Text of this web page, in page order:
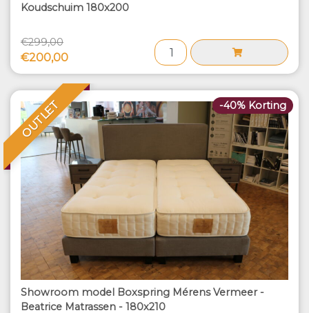
Koudschuim 180x200
€299,00
€200,00
OUTLET -40% Korting
Showroom model Boxspring Mérens Vermeer -
Beatrice Matrassen - 180x210